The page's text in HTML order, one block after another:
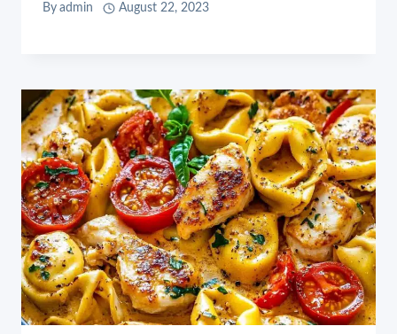
By admin August 22, 2023